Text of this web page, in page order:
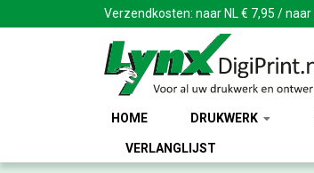
Verzendkosten: naar NL € 7,95 / naar
HOME DRUKWERK
VERLANGLIJST